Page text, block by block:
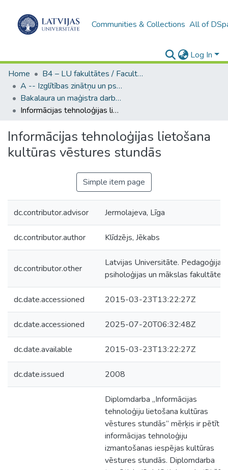
Communities & Collections All of
Log In
Home
B4 – LU fakultātes / Faculties of the UL
A -- Izglītības zinātņu un psiholoģijas fakultāte / Faculty of Education Sciences and Psychology
Bakalaura un maģistra darbi (PPMF) / Bachelor's and Master's theses
Informācijas tehnoloģijas lietošana kultūras vēstures stundās
Informācijas tehnoloģijas lietošana
kultūras vēstures stundās
Simple item page
dc.contributor.advisor Jermolajeva, Līga
dc.contributor.author Klīdzējs, Jēkabs
dc.contributor.other
Latvijas Universitāte. Pedagoģijas,
psiholoģijas un mākslas fakultāte
dc.date.accessioned 2015-03-23T13:22:27Z
dc.date.accessioned 2025-07-20T06:32:48Z
dc.date.available 2015-03-23T13:22:27Z
dc.date.issued 2008
Diplomdarba „Informācijas
tehnoloģiju lietošana kultūras
vēstures stundās” mērķis ir pētīt
informācijas tehnoloģiju
izmantošanas iespējas kultūras
vēstures stundās. Diplomdarba